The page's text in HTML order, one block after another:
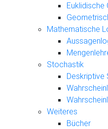
Euklidische
Mathematische
Stochastik
Deskriptive
Weiteres
Bücher